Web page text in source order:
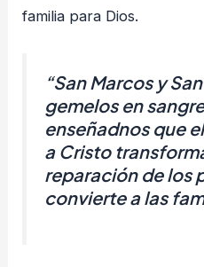
familia para Dios.
“San Marcos y
gemelos en
enseñadnos que
a Cristo
reparación de los
convierte a las